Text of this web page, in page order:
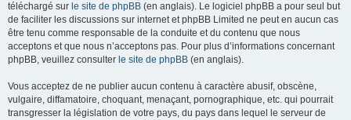
téléchargé sur le site de phpBB (en anglais). Le logiciel phpBB a pour seul but
de faciliter les discussions sur internet et phpBB Limited ne peut en aucun cas
être tenu comme responsable de la conduite et du contenu que nous
acceptons et que nous n’acceptons pas. Pour plus d’informations concernant
phpBB, veuillez consulter le site de phpBB (en anglais).
Vous acceptez de ne publier aucun contenu à caractère abusif, obscène,
vulgaire, diffamatoire, choquant, menaçant, pornographique, etc. qui pourrait
transgresser la législation de votre pays, du pays dans lequel le serveur de